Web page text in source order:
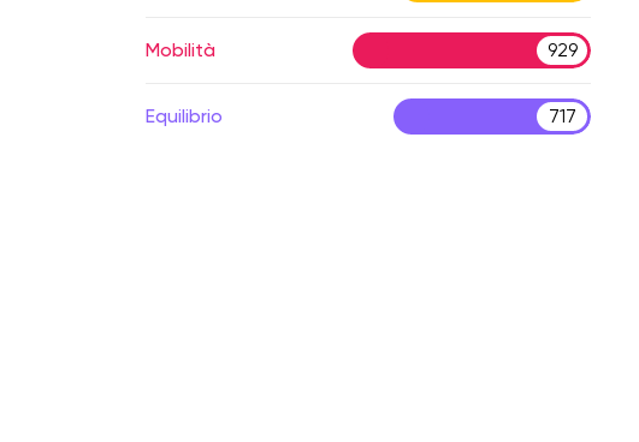
Mobilità 929
Equilibrio 717